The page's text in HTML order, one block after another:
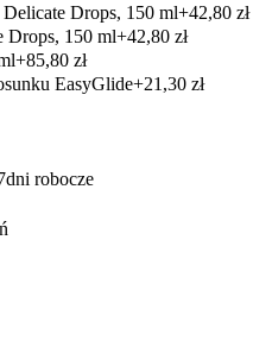
Drops, 150 ml+42,80 zł
Drops, 150 ml+42,80 zł
+85,80 zł
EasyGlide+21,30 zł
dni robocze